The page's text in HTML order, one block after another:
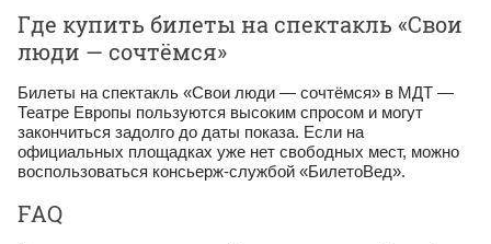
Где купить билеты на спектакль «Свои
люди — сочтёмся»
Билеты на спектакль «Свои люди — сочтёмся» в МДТ —
Театре Европы пользуются высоким спросом и могут
закончиться задолго до даты показа. Если на
официальных площадках уже нет свободных мест, можно
воспользоваться консьерж‑службой «БилетоВед».
FAQ